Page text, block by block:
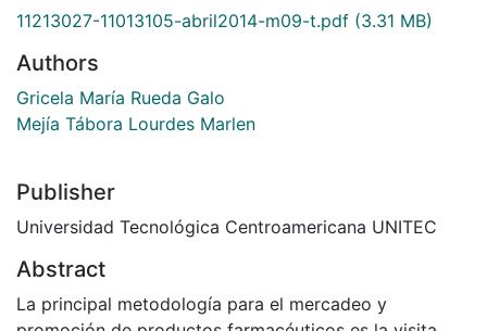
11213027-11013105-abril2014-m09-t.pdf (3.31 MB)
Authors
Gricela María Rueda Galo
Mejía Tábora Lourdes Marlen
Publisher
Universidad Tecnológica Centroamericana UNITEC
Abstract
La principal metodología para el mercadeo y